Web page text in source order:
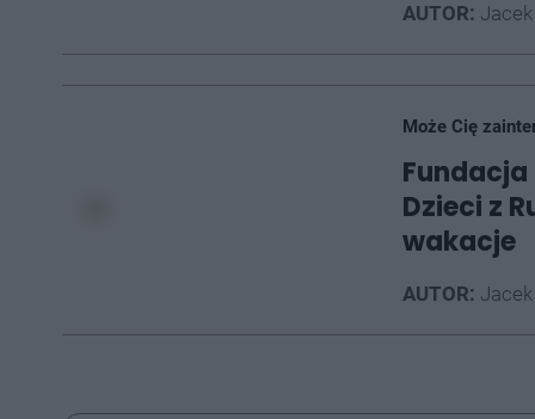
AUTOR:
Może Cię
Dzieci z
wakacje
AUTOR: